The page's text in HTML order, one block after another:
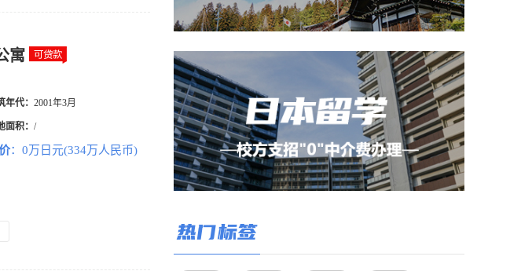
寓
年代： 2001年3月
面积： /
：0万日元(334万人民币)
热门标签